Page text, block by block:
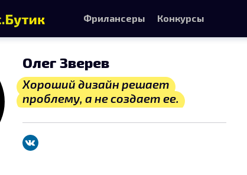
Олег Зверев
Хороший дизайн решает
проблему, а не создает ее.
Фрилансеры Конкурсы